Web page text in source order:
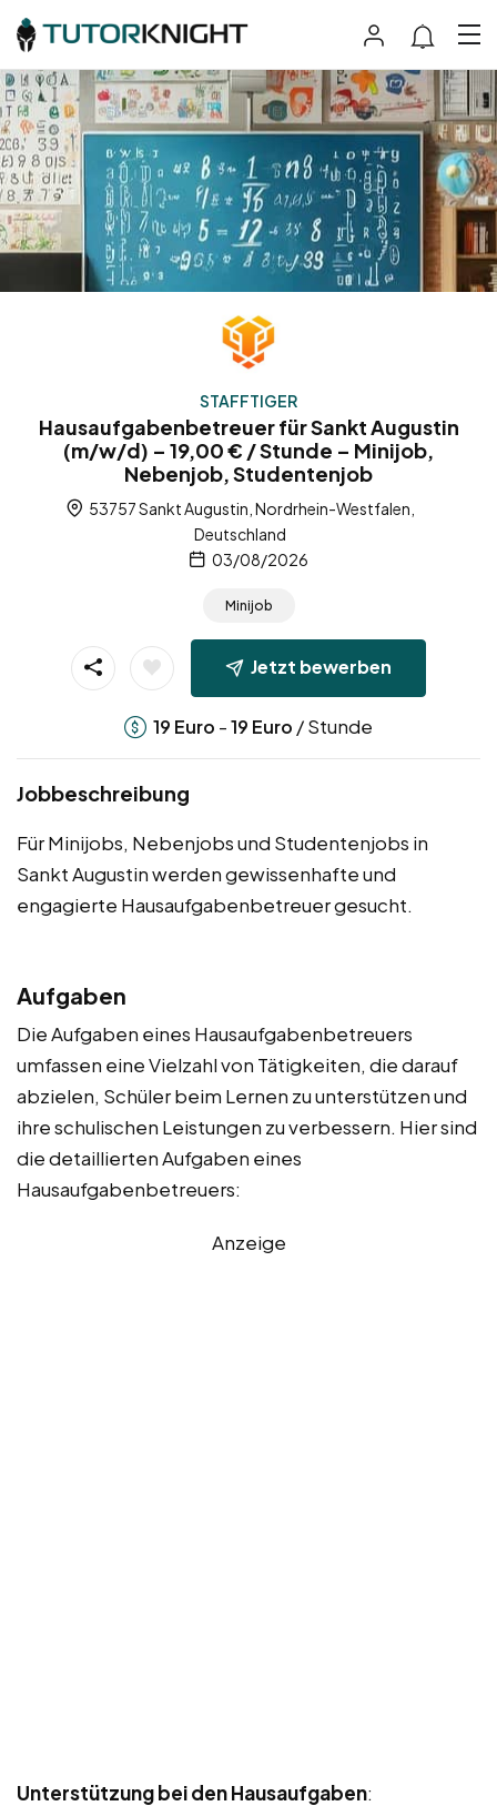
STAFFTIGER
Hausaufgabenbetreuer für Sankt Augustin
(m/w/d) – 19,00 € / Stunde – Minijob,
Nebenjob, Studentenjob
53757 Sankt Augustin, Nordrhein-Westfalen,
Deutschland
03/08/2026
Minijob
Jetzt bewerben
19 Euro -19 Euro / Stunde
Jobbeschreibung
Für Minijobs, Nebenjobs und Studentenjobs in
Sankt Augustin werden gewissenhafte und
engagierte Hausaufgabenbetreuer gesucht.
Aufgaben
Die Aufgaben eines Hausaufgabenbetreuers
umfassen eine Vielzahl von Tätigkeiten, die darauf
abzielen, Schüler beim Lernen zu unterstützen und
ihre schulischen Leistungen zu verbessern. Hier sind
die detaillierten Aufgaben eines
Hausaufgabenbetreuers:
Anzeige
Unterstützung bei den Hausaufgaben: